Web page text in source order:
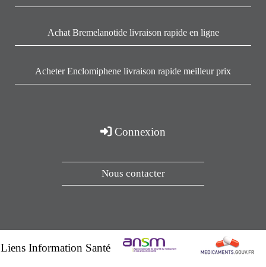
Achat Bremelanotide livraison rapide en ligne
Acheter Enclomiphene livraison rapide meilleur prix
Connexion
Nous contacter
Liens Information Santé